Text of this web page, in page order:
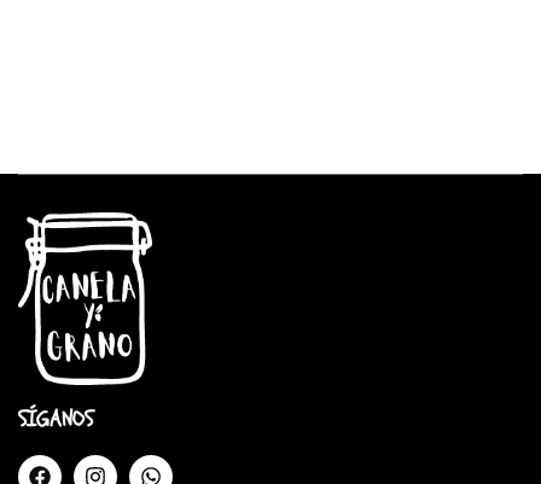
SÍGANOS